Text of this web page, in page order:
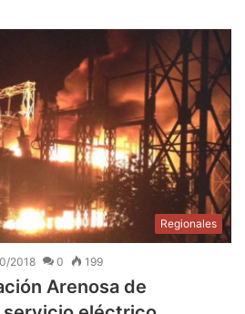
Regionales
2018 0 199
Arenosa de